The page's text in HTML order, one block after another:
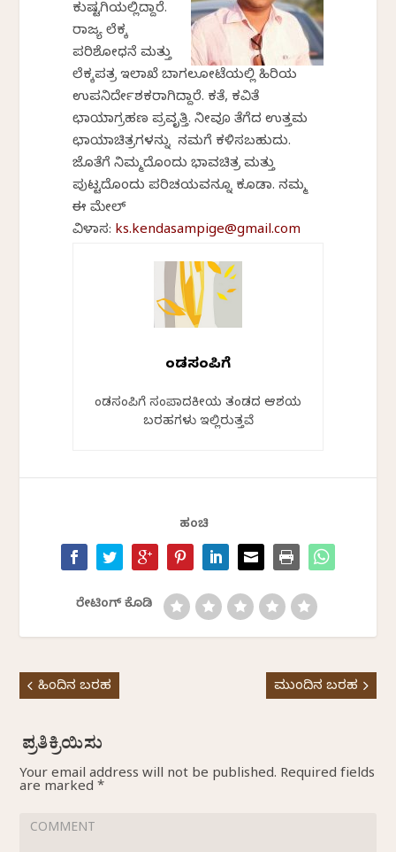
ಕುಷ್ಟಗಿಯಲ್ಲಿದ್ದಾರೆ.
ರಾಜ್ಯ ಲೆಕ್ಕ
ಪರಿಶೋಧನೆ ಮತ್ತು
ಲೆಕ್ಕಪತ್ರ ಇಲಾಖೆ ಬಾಗಲಕೋಟೆಯಲ್ಲಿ ಹಿರಿಯ
ಉಪನಿರ್ದೇಶಕರಾಗಿದ್ದಾರೆ. ಕತೆ, ಕವಿತೆ
ಛಾಯಾಗ್ರಹಣ ಪ್ರವೃತ್ತಿ. ನೀವೂ ತೆಗೆದ ಉತ್ತಮ
ಛಾಯಾಚಿತ್ರಗಳನ್ನು ನಮಗೆ ಕಳಿಸಬಹುದು.
ಜೊತೆಗೆ ನಿಮ್ಮದೊಂದು ಭಾವಚಿತ್ರ ಮತ್ತು
ಪುಟ್ಟದೊಂದು ಪರಿಚಯವನ್ನೂ ಕೂಡಾ. ನಮ್ಮ
ಈ ಮೇಲ್
ವಿಳಾಸ: ks.kendasampige@gmail.com
ಕೆಂಡಸಂಪಿಗೆ
ಕೆಂಡಸಂಪಿಗೆ ಸಂಪಾದಕೀಯ ತಂಡದ ಆಶಯ
ಬರಹಗಳು ಇಲ್ಲಿರುತ್ತವೆ
ಹಂಚಿ
ರೇಟಿಂಗ್ ಕೊಡಿ
ಹಿಂದಿನ ಬರಹ ಮುಂದಿನ ಬರಹ
Your email address will not be published. Required fields
are marked *